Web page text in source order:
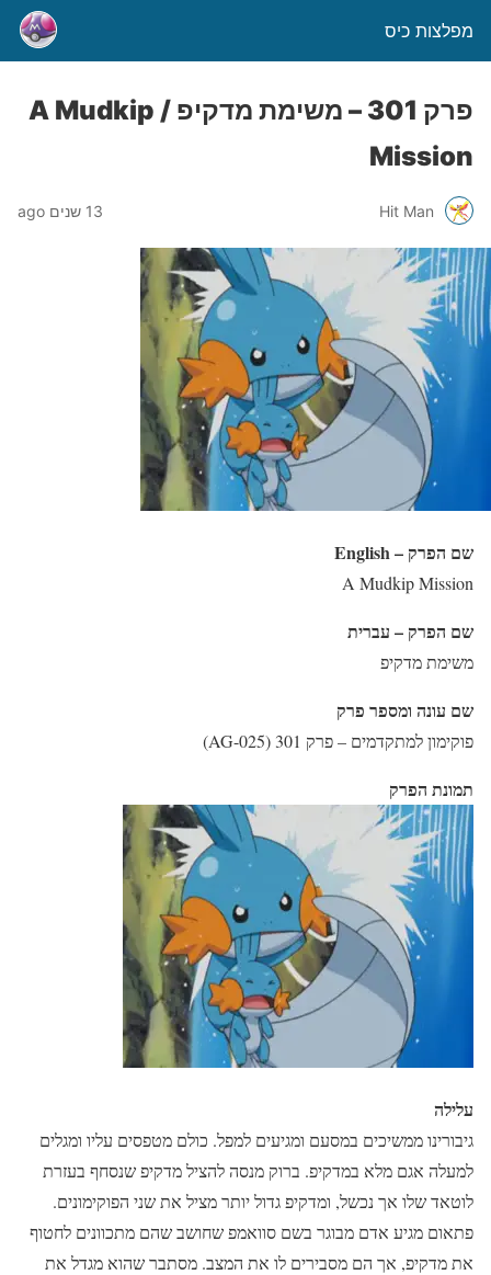
מפלצות כיס
פרק 301 – משימת מדקיפ / A Mudkip
Mission
Hit Man 13 שנים ago
שם הפרק – English
A Mudkip Mission
שם הפרק – עברית
משימת מדקיפ
שם עונה ומספר פרק
פוקימון למתקדמים – פרק 301 (AG-025)
תמונת הפרק
עלילה
גיבורינו ממשיכים במסעם ומגיעים למפל. כולם מטפסים עליו ומגלים
למעלה אגם מלא במדקיפ. ברוק מנסה להציל מדקיפ שנסחף בעזרת
לוטאד שלו אך נכשל, ומדקיפ גדול יותר מציל את שני הפוקימונים.
פתאום מגיע אדם מבוגר בשם סוואמפ שחושב שהם מתכוונים לחטוף
את מדקיפ, אך הם מסבירים לו את המצב. מסתבר שהוא מגדל את